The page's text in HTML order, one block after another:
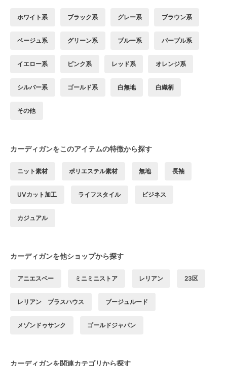
ホワイト系 ブラック系 グレー系 ブラウン系
ベージュ系 グリーン系 ブルー系 パープル系
イエロー系 ピンク系 レッド系 オレンジ系
シルバー系 ゴールド系 白無地 白織柄
その他
カーディガンをこのアイテムの特徴から探す
ニット素材 ポリエステル素材 無地 長袖
UVカット加工 ライフスタイル ビジネス
カジュアル
カーディガンを他ショップから探す
アニエスベー ミニミニストア レリアン 23区
レリアン プラスハウス ブージュルード
メゾンドゥサンク ゴールドジャパン
カーディガンを関連カテゴリから探す